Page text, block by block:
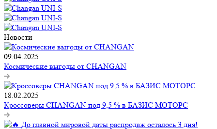
Новости
09.04.2025
Космические выгоды от CHANGAN
18.02.2025
Кроссоверы CHANGAN под 9,5 % в БАЗИС МОТОРС